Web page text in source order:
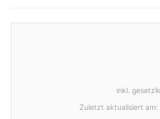
inkl.
Zuletzt aktualisiert